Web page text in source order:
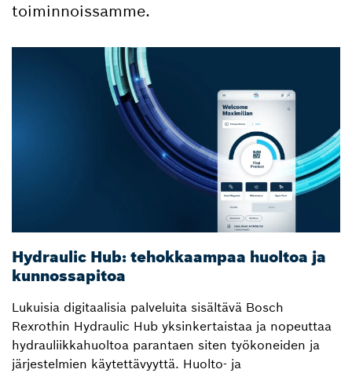
toiminnoissamme.
Hydraulic Hub: tehokkaampaa huoltoa ja
kunnossapitoa
Lukuisia digitaalisia palveluita sisältävä Bosch
Rexrothin Hydraulic Hub yksinkertaistaa ja nopeuttaa
hydrauliikkahuoltoa parantaen siten työkoneiden ja
järjestelmien käytettävyyttä. Huolto- ja